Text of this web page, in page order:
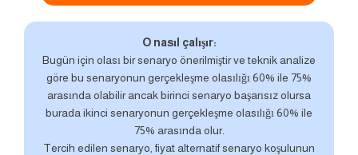
O nasıl çalışır:
Bugün için olası bir senaryo önerilmiştir ve teknik analize
göre bu senaryonun gerçekleşme olasılığı 60% ile 75%
arasında olabilir ancak birinci senaryo başarısız olursa
burada ikinci senaryonun gerçekleşme olasılığı 60% ile
75% arasında olur.
Tercih edilen senaryo, fiyat alternatif senaryo koşulunun